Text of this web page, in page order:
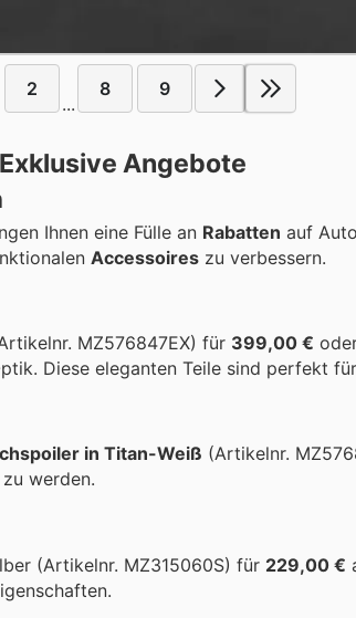
2
...
8 9
Angebote
Ihnen eine Fülle an Rabatten auf
Accessoires zu verbessern.
MZ576847EX) für 399,00 €
Diese eleganten Teile sind perfekt
in Titan-Weiß (Artikelnr.
werden.
(Artikelnr. MZ315060S) für 229,00 €